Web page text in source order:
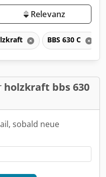
Relevanz
BBS 630 C
holzkraft bbs 630
sobald neue